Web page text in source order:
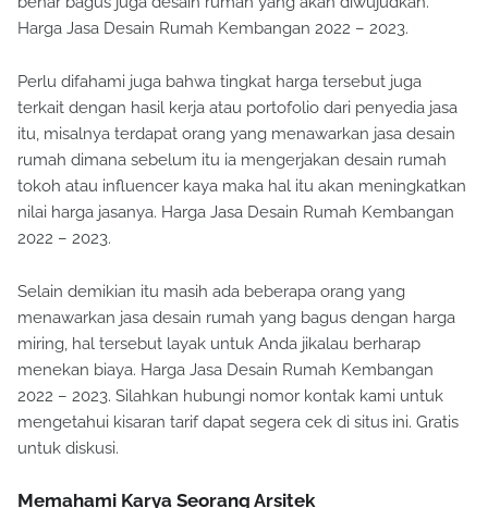
benar bagus juga desain rumah yang akan diwujudkan.
Perlu difahami juga bahwa tingkat harga tersebut juga
terkait dengan hasil kerja atau portofolio dari penyedia jasa
itu, misalnya terdapat orang yang menawarkan jasa desain
rumah dimana sebelum itu ia mengerjakan desain rumah
tokoh atau influencer kaya maka hal itu akan meningkatkan
nilai harga jasanya. Harga Jasa Desain Rumah Kembangan
Selain demikian itu masih ada beberapa orang yang
menawarkan jasa desain rumah yang bagus dengan harga
miring, hal tersebut layak untuk Anda jikalau berharap
menekan biaya. Harga Jasa Desain Rumah Kembangan
2022 – 2023. Silahkan hubungi nomor kontak kami untuk
mengetahui kisaran tarif dapat segera cek di situs ini. Gratis